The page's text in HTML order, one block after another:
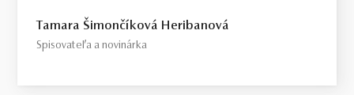
Tamara Šimončíková Heribanová
Spisovateľa a novinárka